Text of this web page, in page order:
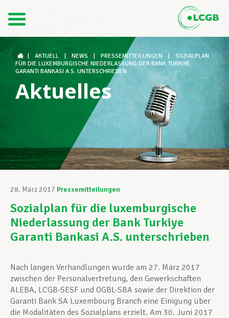
FR
Der LCGB
Gewerkschaftsstrukturen
Unterstützung im Arbeitsalltag
Ihre Rechte
Berufliche Weiterentwicklung
AKTUELL NEWS PRESSEMITTEILUNGEN
SOZIALPLAN
FÜR DIE LUXEMBURGISCHE NIEDERLASSUNG DER BANK TURKIYE
GARANTI BANKASI A.S. UNTERSCHRIEBEN
Aktuelles
28. März 2017 Pressemitteilungen
Sozialplan für die luxemburgische
Niederlassung der Bank Turkiye
Garanti Bankasi A.S. unterschrieben
Nach langen Verhandlungen wurde am 27. März 2017
zwischen der Personalvertretung, den Gewerkschaften
ALEBA, LCGB-SESF und OGBL-SBA sowie der Direktion der
Garanti Bank SA Luxembourg Branch eine Einigung über
die Modalitäten des Sozialplans erzielt. Am 30. Juni 2017